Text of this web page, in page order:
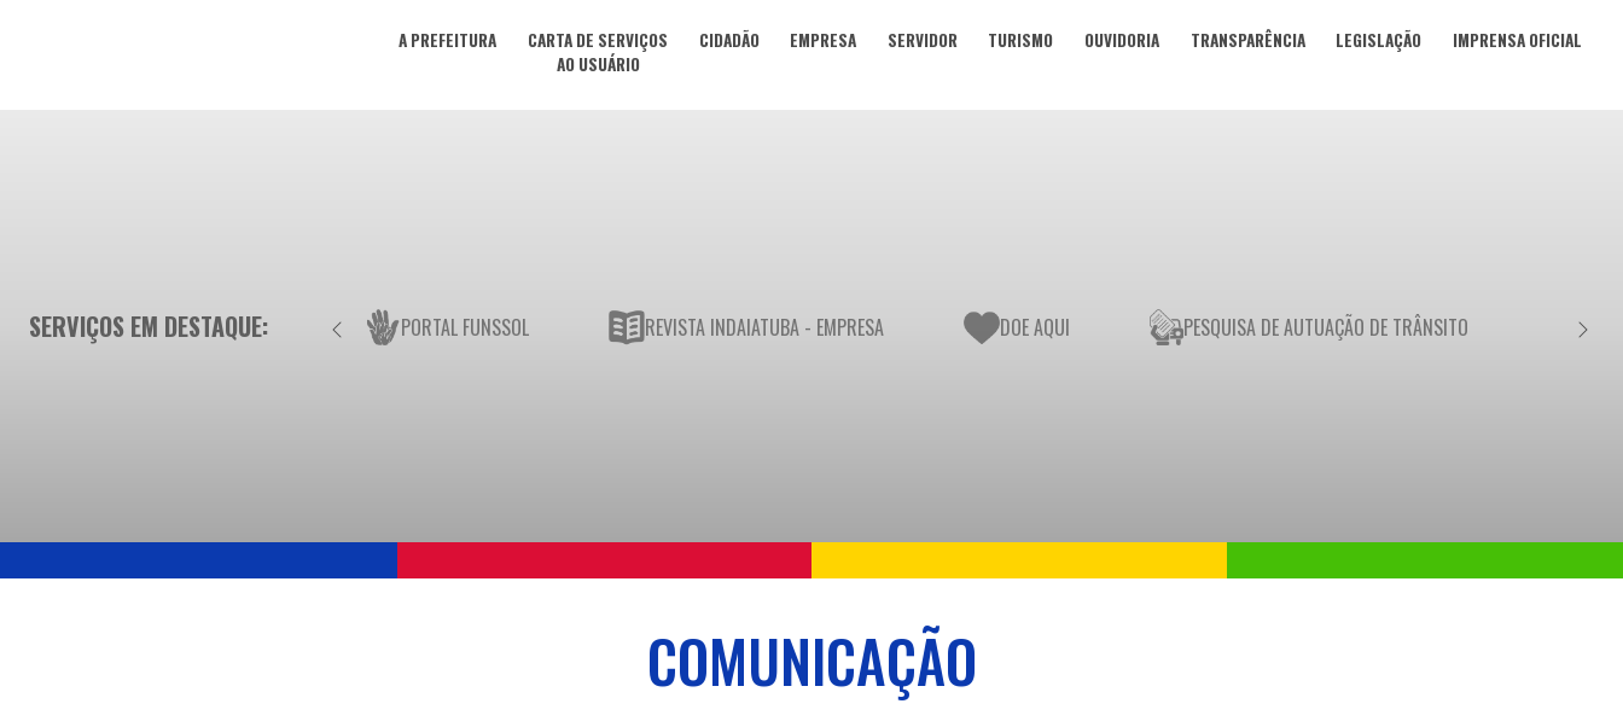
A PREFEITURA
CARTA DE SERVIÇOS
AO USUÁRIO
CIDADÃO EMPRESA SERVIDOR TURISMO OUVIDORIA TRANSPARÊNCIA LEGISLAÇÃO IMPRENSA OFICIAL
SERVIÇOS EM DESTAQUE: PORTAL FUNSSOL REVISTA INDAIATUBA - EMPRESA DOE AQUI PESQUISA DE AUTUAÇÃO DE TRÂNSITO
COMUNICAÇÃO